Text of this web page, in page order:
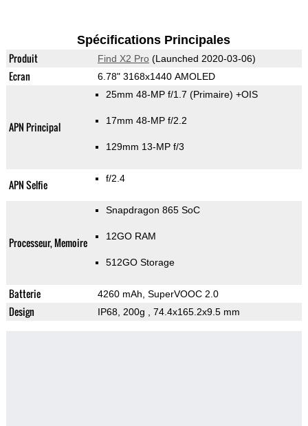
Spécifications Principales
Produit Find X2 Pro(Launched 2020-03-06)
Ecran 6.78" 3168x1440 AMOLED
APN Principal
25mm 48-MP f/1.7 (Primaire) +OIS
17mm 48-MP f/2.2
129mm 13-MP f/3
APN Selfie f/2.4
Processeur, Memoire
Snapdragon 865 SoC
12GO RAM
512GO Storage
Batterie 4260 mAh, SuperVOOC 2.0
Design IP68, 200g , 74.4x165.2x9.5 mm